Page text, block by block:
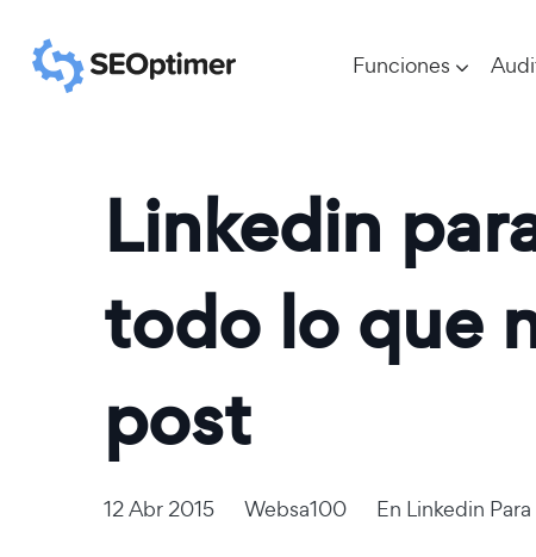
Funciones
Linkedin
todo lo que
post
12 Abr 2015 Websa100 En Linkedin